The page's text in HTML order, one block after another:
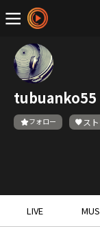
tubuanko55
フォロー ス
LIVE